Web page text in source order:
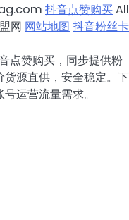
抖音点赞购买All
网 网站地图 抖音粉丝卡
点赞购买，同步提供粉
源直供，安全稳定。下
运营流量需求。